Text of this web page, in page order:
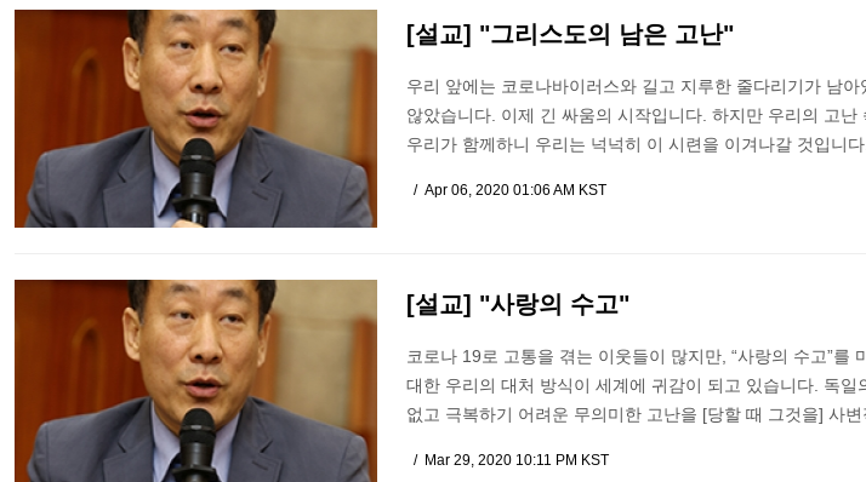
[설교] "그리스도의 남은 고난"
우리 앞에는 코로나바이러스와 길고 지루한 줄다리기가 남
않았습니다. 이제 긴 싸움의 시작입니다. 하지만 우리의 고
우리가 함께하니 우리는 넉넉히 이 시련을 이겨나갈 것입니다.
Apr 06, 2020 01:06 AM KST
[설교] "사랑의 수고"
코로나 19로 고통을 겪는 이웃들이 많지만, “사랑의 수고”를
대한 우리의 대처 방식이 세계에 귀감이 되고 있습니다. 독일
없고 극복하기 어려운 무의미한 고난을 [당할 때 그것을] 사
Mar 29, 2020 10:11 PM KST